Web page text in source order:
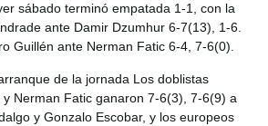
sábado terminó empatada 1-1, con la
ante Damir Dzumhur 6-7(13), 1-6.
Guillén ante Nerman Fatic 6-4, 7-6(0).
de la jornada Los doblistas
y Nerman Fatic ganaron 7-6(3), 7-6(9) a
y Gonzalo Escobar, y los europeos